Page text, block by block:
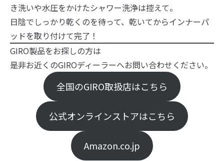
き洗いや水圧をかけたシャワー洗浄は控えて。
日陰でしっかり乾くのを待って、乾いてからインナーパ
ッドを取り付けて完了！
GIRO製品をお探しの方は
是非お近くのGIROディーラーへお問い合わせください。
全国のGIRO取扱店はこちら
公式オンラインストアはこちら
Amazon.co.jp